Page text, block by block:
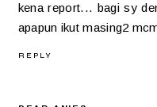
kena report... bagi sy
apapun ikut masing2
REPLY